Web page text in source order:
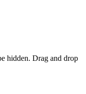
hidden. Drag and drop